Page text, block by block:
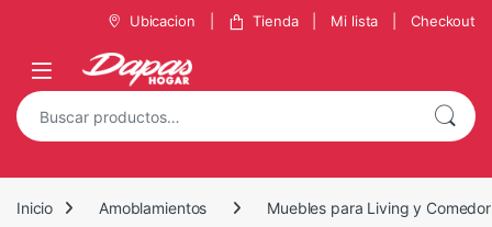
Saltar a la navegación
Saltar al contenido Ubicacion Tienda Mi lista Checkout
Buscar por:
Inicio Amoblamientos Muebles para Living y Comedor